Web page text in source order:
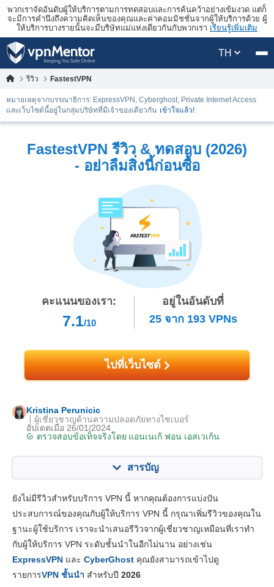
พวกเราจัดอันดับผู้ให้บริการตามการทดสอบและการค้นคว้าอย่างเข้มงวด แต่ก็
จะมีการคำนึงถึงความคิดเห็นของคุณและค่าคอมมิชชั่นจากผู้ให้บริการด้วย ผู้
ให้บริการบางรายนั้นจะมีบริษัทแม่แห่งเดียวกันกับพวกเรา เรียนรู้เพิ่มเติม
TH
รีวิว FastestVPN
หมายเหตุจากบรรณาธิการ: ExpressVPN, Cyberghost, Private Internet Access
และเว็บไซต์นี้อยู่ในกลุ่มบริษัทที่มีเจ้าของเดียวกัน เข้าใจแล้ว!
FastestVPN รีวิว & ทดสอบ (2026)
- อย่าลืมสิ่งนี้ก่อนซื้อ
คะแนนของเรา:
7.1/10
อยู่ในอันดับที่
25 จาก 193VPNs
ไปที่เว็บไซต์
Kristina Perunicic
อัปเดตเมื่อ 26/01/2024
ตรวจสอบข้อเท็จจริงโดย แอนเนเก้ ฟอน เอสเวเก้น
ผู้เชี่ยวชาญด้านความปลอดภัยทางไซเบอร์
สารบัญ
คุณสมบัติหลัก 7.5
แอปและการติดตั้ง 6.5
ราคา
ความเสถียร & การช่วยเหลือ 8.0
ยังไม่มีรีวิวสำหรับบริการ VPN นี้ หากคุณต้องการแบ่งปัน
ประสบการณ์ของคุณกับผู้ให้บริการ VPN นี้ กรุณาเพิ่มรีวิวของคุณใน
ฐานะผู้ใช้บริการ เราจะนำเสนอรีวิวจากผู้เชี่ยวชาญเหมือนที่เราทำ
กับผู้ให้บริการ VPN ระดับชั้นนำในอีกไม่นาน อย่างเช่น
ExpressVPN และ CyberGhost คุณยังสามารถเข้าไปดู
รายการVPN ชั้นนำ สำหรับปี 2026